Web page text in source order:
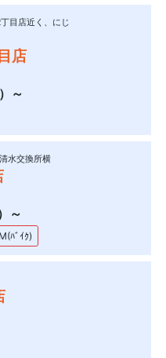
目店近く、にじ
店
～
水交換所横
～
ﾊﾞｲｸ)